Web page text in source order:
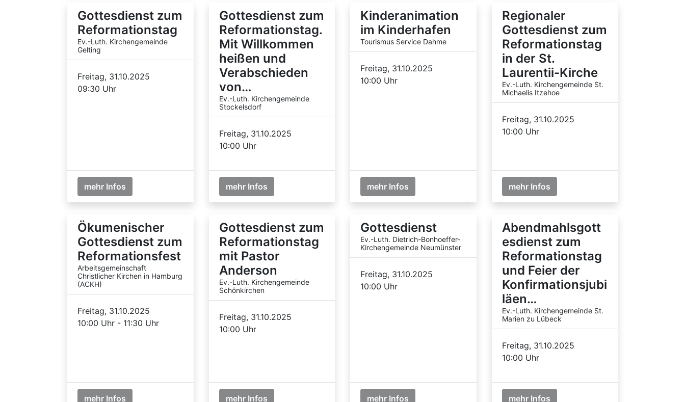
Gottesdienst zum
Reformationstag
Ev.-Luth. Kirchengemeinde
Gelting
Freitag, 31.10.2025
09:30 Uhr
mehr Infos
Gottesdienst zum
Reformationstag.
Mit Willkommen
heißen und
Verabschieden
von…
Ev.-Luth. Kirchengemeinde
Stockelsdorf
Freitag, 31.10.2025
10:00 Uhr
mehr Infos
Kinderanimation
im Kinderhafen
Tourismus Service Dahme
Freitag, 31.10.2025
10:00 Uhr
mehr Infos
Regionaler
Gottesdienst zum
Reformationstag
in der St.
Laurentii-Kirche
Ev.-Luth. Kirchengemeinde St.
Michaelis Itzehoe
Freitag, 31.10.2025
10:00 Uhr
mehr Infos
Ökumenischer
Gottesdienst zum
Reformationsfest
Arbeitsgemeinschaft
Christlicher Kirchen in Hamburg
(ACKH)
Freitag, 31.10.2025
10:00 Uhr - 11:30 Uhr
mehr Infos
Gottesdienst zum
Reformationstag
mit Pastor
Anderson
Ev.-Luth. Kirchengemeinde
Schönkirchen
Freitag, 31.10.2025
10:00 Uhr
mehr Infos
Gottesdienst
Ev.-Luth. Dietrich-Bonhoeffer-
Kirchengemeinde Neumünster
Freitag, 31.10.2025
10:00 Uhr
mehr Infos
Abendmahlsgott
esdienst zum
Reformationstag
und Feier der
Konfirmationsjubi
läen…
Ev.-Luth. Kirchengemeinde St.
Marien zu Lübeck
Freitag, 31.10.2025
10:00 Uhr
mehr Infos